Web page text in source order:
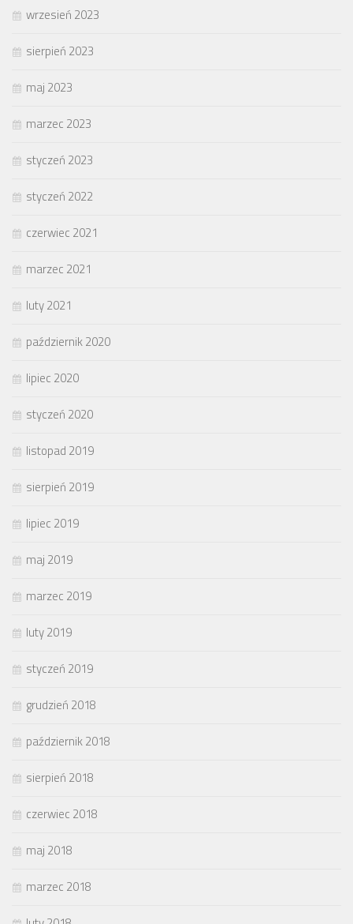
wrzesień 2023
sierpień 2023
maj 2023
marzec 2023
styczeń 2023
styczeń 2022
czerwiec 2021
marzec 2021
luty 2021
październik 2020
lipiec 2020
styczeń 2020
listopad 2019
sierpień 2019
lipiec 2019
maj 2019
marzec 2019
luty 2019
styczeń 2019
grudzień 2018
październik 2018
sierpień 2018
czerwiec 2018
maj 2018
marzec 2018